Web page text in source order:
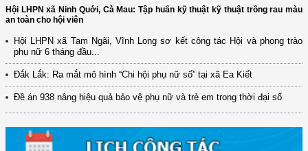
Hội LHPN xã Ninh Quới, Cà Mau: Tập huấn kỹ thuật kỹ thuật trồng rau màu
an toàn cho hội viên
Hội LHPN xã Tam Ngãi, Vĩnh Long sơ kết công tác Hội và phong trào
phụ nữ 6 tháng đầu...
Đắk Lắk: Ra mắt mô hình “Chi hội phụ nữ số” tại xã Ea Kiết
Đề án 938 nâng hiệu quả bảo vệ phụ nữ và trẻ em trong thời đại số